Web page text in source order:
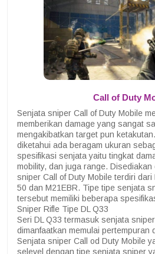
Call of Duty
Senjata sniper Call of Duty Mobile
memberikan damage yang sangat
mengakibatkan target pun
diketahui ada beragam ukuran
spesifikasi senjata yaitu tingkat
mobility, dan juga range.
sniper Call of Duty Mobile terdiri dari
50 dan M21EBR. Tipe tipe senjata
tersebut memiliki beberapa
Sniper Rifle Tipe DL Q33
Seri DL Q33 termasuk senjata
dimanfaatkan memulai pertempuran
Senjata sniper Call od Duty Mobile
selevel dengan tipe senjata sniper